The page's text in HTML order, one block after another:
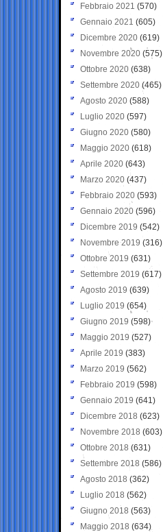
Febbraio 2021 (570)
Gennaio 2021 (605)
Dicembre 2020 (619)
Novembre 2020 (575)
Ottobre 2020 (638)
Settembre 2020(465)
Agosto 2020 (588)
Luglio 2020 (597)
Giugno 2020 (580)
Maggio 2020 (618)
Aprile 2020 (643)
Marzo 2020 (437)
Febbraio 2020 (593)
Gennaio 2020 (596)
Dicembre 2019 (542)
Novembre 2019 (316)
Ottobre 2019 (631)
Settembre 2019 (617)
Agosto 2019 (639)
Luglio 2019 (654)
Giugno 2019 (598)
Maggio 2019 (527)
Aprile 2019 (383)
Marzo 2019 (562)
Febbraio 2019 (598)
Gennaio 2019 (641)
Dicembre 2018 (623)
Novembre 2018 (603)
Ottobre 2018 (631)
Settembre 2018 (586)
Agosto 2018 (362)
Luglio 2018 (562)
Giugno 2018 (563)
Maggio 2018 (634)